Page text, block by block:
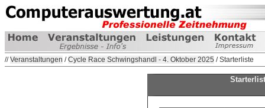
//Veranstaltungen /Cycle Race Schwingshandl - 4. Oktober 2025 / Starterliste